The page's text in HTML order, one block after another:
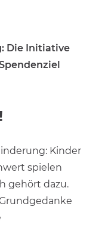
Die Initiative
Kinder
spielen
gehört dazu.